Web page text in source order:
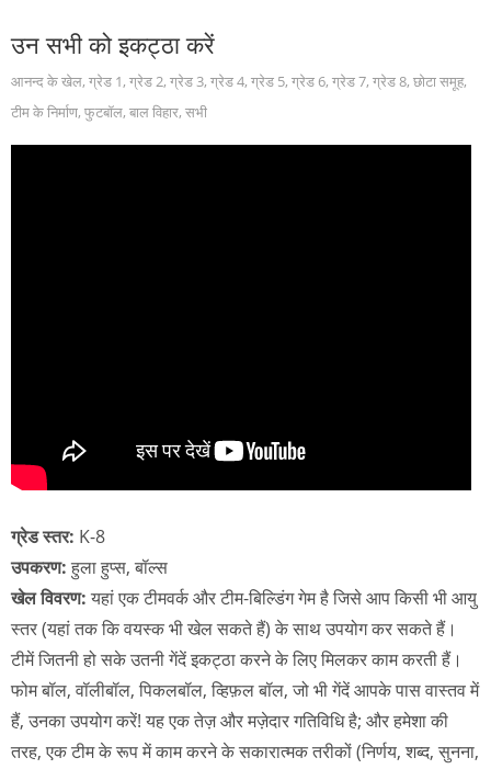
उन सभी को इकट्ठा करें
आनन्द के खेल, ग्रेड 1, ग्रेड 2, ग्रेड 3, ग्रेड 4, ग्रेड 5, ग्रेड 6, ग्रेड 7, ग्रेड 8, छोटा समूह,
टीम के निर्माण, फुटबॉल, बाल विहार, सभी
ग्रेड स्तर: K-8
उपकरण: हुला हुप्स, बॉल्स
खेल विवरण: यहां एक टीमवर्क और टीम-बिल्डिंग गेम है जिसे आप किसी भी आयु
स्तर (यहां तक कि वयस्क भी खेल सकते हैं) के साथ उपयोग कर सकते हैं।
टीमें जितनी हो सके उतनी गेंदें इकट्ठा करने के लिए मिलकर काम करती हैं।
फोम बॉल, वॉलीबॉल, पिकलबॉल, व्हिफ़ल बॉल, जो भी गेंदें आपके पास वास्तव में
हैं, उनका उपयोग करें! यह एक तेज़ और मज़ेदार गतिविधि है; और हमेशा की
तरह, एक टीम के रूप में काम करने के सकारात्मक तरीकों (निर्णय, शब्द, सुनना,